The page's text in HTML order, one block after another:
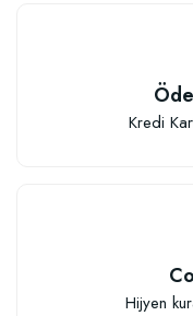
Sepete
Kredi
Hijyen